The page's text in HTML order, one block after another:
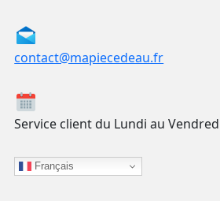
contact@mapiecedeau.fr
Service client du Lundi au
Français